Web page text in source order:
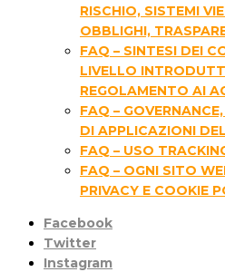
RISCHIO, SISTEMI
OBBLIGHI,
FAQ – SINTESI DEI
LIVELLO
REGOLAMENTO AI
FAQ –
DI APPLICAZIONI
FAQ – USO
FAQ – OGNI SITO
PRIVACY E COOKIE
Facebook
Twitter
Instagram